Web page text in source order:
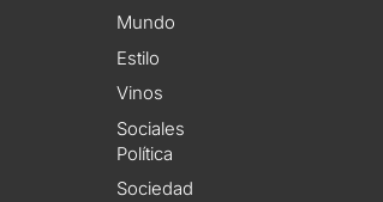
Mundo
Estilo
Vinos
Sociales
Política
Sociedad